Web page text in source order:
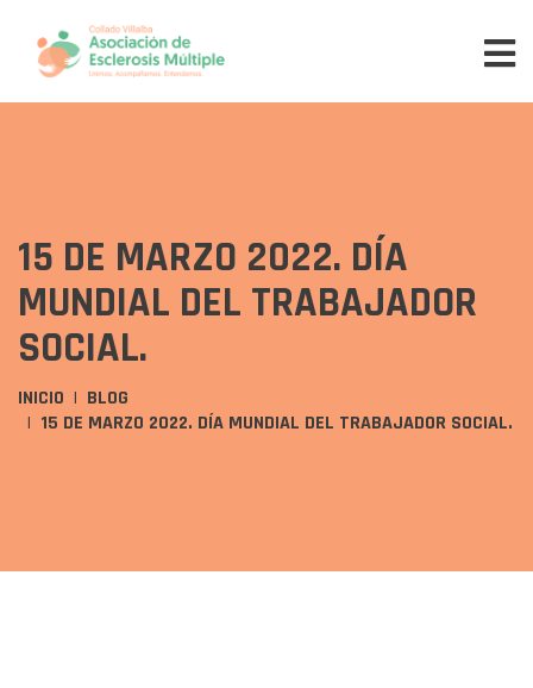
15 DE MARZO 2022. DÍA
MUNDIAL DEL TRABAJADOR
SOCIAL.
INICIO
BLOG
15 DE MARZO 2022. DÍA MUNDIAL DEL TRABAJADOR SOCIAL.